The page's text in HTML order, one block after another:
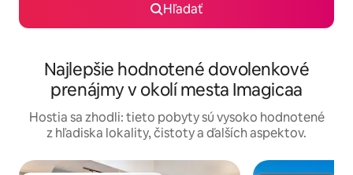
Hľadať
Najlepšie hodnotené dovolenkové
prenájmy v okolí mesta Imagicaa
Hostia sa zhodli: tieto pobyty sú vysoko hodnotené
z hľadiska lokality, čistoty a ďalších aspektov.